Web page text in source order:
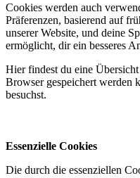
Cookies werden auch
Präferenzen, basierend auf
unserer Website, und deine
ermöglicht, dir ein besseres
Hier findest du eine
Browser gespeichert werden
besuchst.
Essenzielle Cookies
Die durch die essenziellen